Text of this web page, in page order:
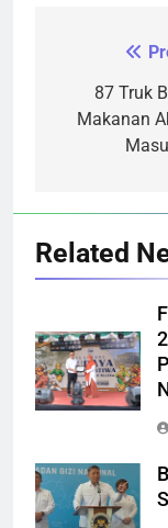
Navigasi
pos87 Truk
Makanan
Related